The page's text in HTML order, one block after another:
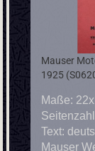
Mauser
1925
Maße:
Text:
Mauser